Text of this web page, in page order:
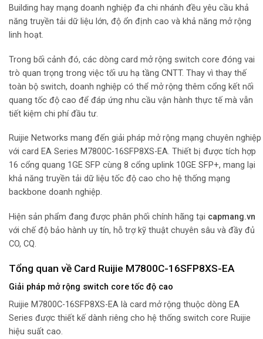
Building hay mạng doanh nghiệp đa chi nhánh đều yêu cầu khả
năng truyền tải dữ liệu lớn, độ ổn định cao và khả năng mở rộng
linh hoạt.
Trong bối cảnh đó, các dòng card mở rộng switch core đóng vai
trò quan trọng trong việc tối ưu hạ tầng CNTT. Thay vì thay thế
toàn bộ switch, doanh nghiệp có thể mở rộng thêm cổng kết nối
quang tốc độ cao để đáp ứng nhu cầu vận hành thực tế mà vẫn
tiết kiệm chi phí đầu tư.
Ruijie Networks mang đến giải pháp mở rộng mạng chuyên nghiệp
với card EA Series M7800C-16SFP8XS-EA. Thiết bị được tích hợp
16 cổng quang 1GE SFP cùng 8 cổng uplink 10GE SFP+, mang lại
khả năng truyền tải dữ liệu tốc độ cao cho hệ thống mạng
backbone doanh nghiệp.
Hiện sản phẩm đang được phân phối chính hãng tại capmang.vn
với chế độ bảo hành uy tín, hỗ trợ kỹ thuật chuyên sâu và đầy đủ
CO, CQ.
Tổng quan về Card Ruijie M7800C-16SFP8XS-EA
Giải pháp mở rộng switch core tốc độ cao
Ruijie M7800C-16SFP8XS-EA là card mở rộng thuộc dòng EA
Series được thiết kế dành riêng cho hệ thống switch core Ruijie
hiệu suất cao.